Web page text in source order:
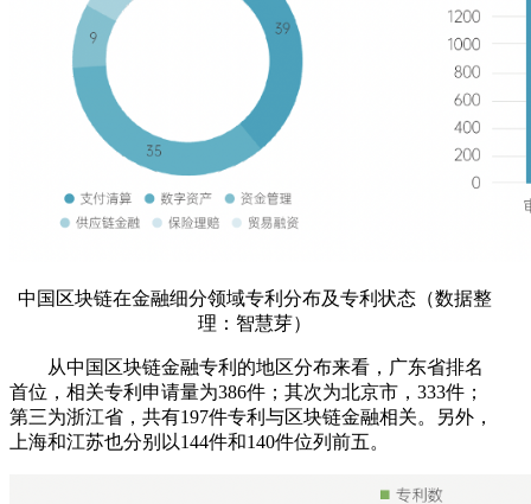
中国区块链在金融细分领域专利分布及专利状态（数据整
理：智慧芽）
从中国区块链金融专利的地区分布来看，广东省排名
首位，相关专利申请量为386件；其次为北京市，333件；
第三为浙江省，共有197件专利与区块链金融相关。另外，
上海和江苏也分别以144件和140件位列前五。